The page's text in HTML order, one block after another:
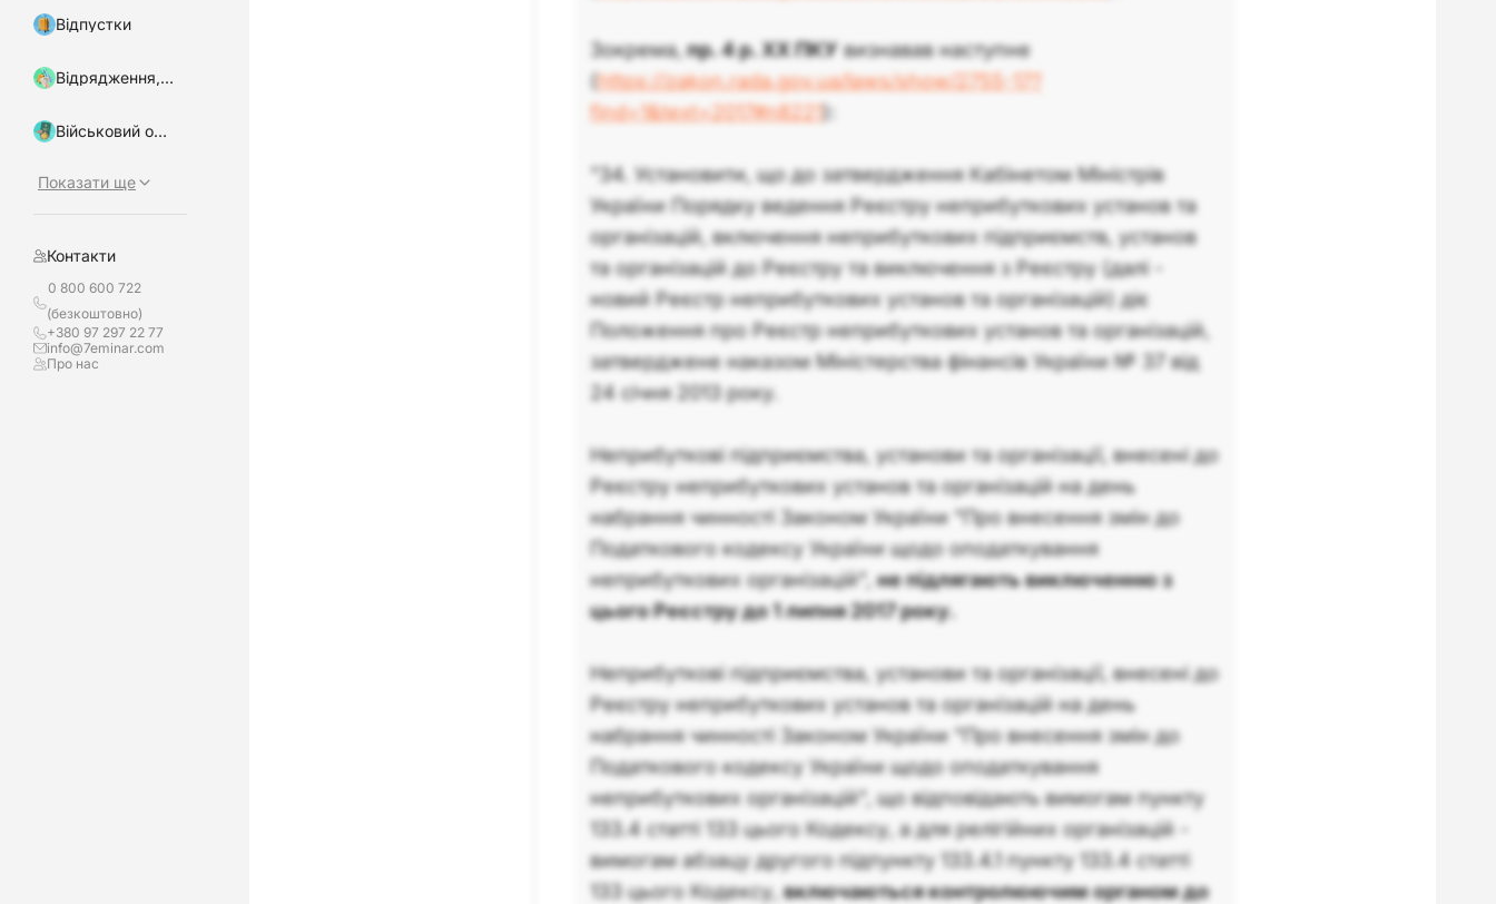
Відпустки
Відрядження, підзвітні кошти
Військовий облік, бронювання
Показати ще
Контакти
0 800 600 722
(безкоштовно)
+380 97 297 22 77
info@7eminar.com
Про нас
Зокрема,пр. 4 р. ХХ ПКУвизнавав наступне
(https://zakon.rada.gov.ua/laws/show/2755-17?
find=1&text=2017#n8221 ):
"34. Установити, що до затвердження Кабінетом Міністрів
України Порядку ведення Реєстру неприбуткових установ та
організацій, включення неприбуткових підприємств, установ
та організацій до Реєстру та виключення з Реєстру (далі -
новий Реєстр неприбуткових установ та організацій) діє
Положення про Реєстр неприбуткових установ та організацій,
затверджене наказом Міністерства фінансів України № 37 від
24 січня 2013 року.
Неприбуткові підприємства, установи та організації, внесені до
Реєстру неприбуткових установ та організацій на день
набрання чинності Законом України "Про внесення змін до
Податкового кодексу України щодо оподаткування
неприбуткових організацій",не підлягають виключенню з
цього Реєстру до 1 липня 2017 року.
Неприбуткові підприємства, установи та організації, внесені до
Реєстру неприбуткових установ та організацій на день
набрання чинності Законом України "Про внесення змін до
Податкового кодексу України щодо оподаткування
неприбуткових організацій", що відповідають вимогам пункту
133.4 статті 133 цього Кодексу, а для релігійних організацій -
вимогам абзацу другого підпункту 133.4.1 пункту 133.4 статті
133 цього Кодексу,включаються контролюючим органом до